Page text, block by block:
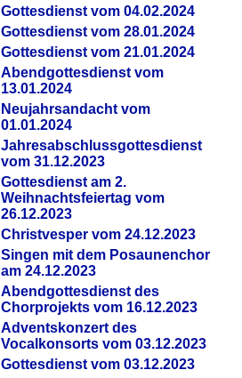
Gottesdienst vom 04.02.2024
Gottesdienst vom 28.01.2024
Gottesdienst vom 21.01.2024
Abendgottesdienst vom
13.01.2024
Neujahrsandacht vom
01.01.2024
Jahresabschlussgottesdienst
vom 31.12.2023
Gottesdienst am 2.
Weihnachtsfeiertag vom
26.12.2023
Christvesper vom 24.12.2023
Singen mit dem Posaunenchor
am 24.12.2023
Abendgottesdienst des
Chorprojekts vom 16.12.2023
Adventskonzert des
Vocalkonsorts vom 03.12.2023
Gottesdienst vom 03.12.2023